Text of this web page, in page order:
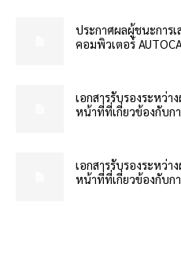
ประกาศผลผู้ชนะการ
คอมพิวเตอร์
เอกสารรับรองระหว่า
หน้าที่ที่เกี่ยวข้องกับก
เอกสารรับรองระหว่า
หน้าที่ที่เกี่ยวข้องกับก